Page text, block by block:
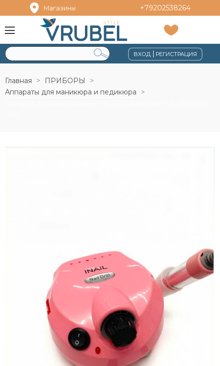
Магазины +79202538264
ВХОД |РЕГИСТРАЦИЯ
Главная
ПРИБОРЫ
Аппараты для маникюра и педикюра